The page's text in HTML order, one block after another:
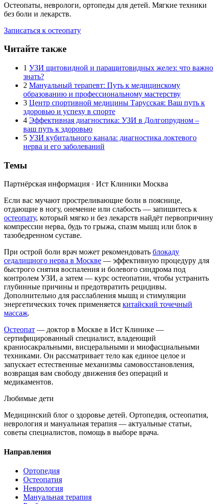
Остеопаты, неврологи, ортопеды для детей. Мягкие техники
без боли и лекарств.
Записаться к остеопату
Читайте также
1 УЗИ щитовидной и паращитовидных желез: что важно
знать?
2 Мануальный терапевт: Путь к медицинскому
образованию и профессиональному мастерству
3 Центр спортивной медицины Тарусская: Ваш путь к
здоровью и успеху в спорте
4 Эффективная диагностика: УЗИ в Долгопрудном –
ваш путь к здоровью
5 УЗИ кубитального канала: диагностика локтевого
нерва и его заболеваний
Темы
Партнёрская информация · Ист Клиники Москва
Если вас мучают простреливающие боли в пояснице,
отдающие в ногу, онемение или слабость — запишитесь к
остеопату, который мягко и без лекарств найдёт первопричину
компрессии нерва, будь то грыжа, спазм мышц или блок в
тазобедренном суставе.
При острой боли врач может рекомендовать блокаду
седалищного нерва в Москве — эффективную процедуру для
быстрого снятия воспаления и болевого синдрома под
контролем УЗИ, а затем — курс остеопатии, чтобы устранить
глубинные причины и предотвратить рецидивы.
Дополнительно для расслабления мышц и стимуляции
энергетических точек применяется китайский точечный
массаж.
Остеопат — доктор в Москве в Ист Клинике —
сертифицированный специалист, владеющий
краниосакральными, висцеральными и миофасциальными
техниками. Он рассматривает тело как единое целое и
запускает естественные механизмы самовосстановления,
возвращая вам свободу движения без операций и
медикаментов.
Любимые дети
Медицинский блог о здоровье детей. Ортопедия, остеопатия,
неврология и мануальная терапия — актуальные статьи,
советы специалистов, помощь в выборе врача.
Направления
Ортопедия
Остеопатия
Неврология
Мануальная терапия